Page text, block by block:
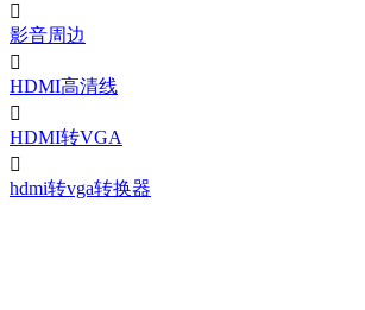

影音周边

HDMI高清线

HDMI转VGA

hdmi转vga转换器